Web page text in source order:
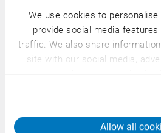
We use cookies to
provide social media
traffic. We also share
site with our social media,
partners who may combine it
that you’ve provided to them or
Allow all
ERP-toiminnot raha-asioita ja
ERP-kokonaisratkaisu koko